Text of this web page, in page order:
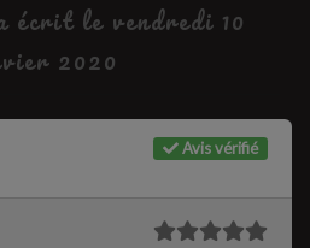
écrit le vendredi 10
2020
Avis vérifié